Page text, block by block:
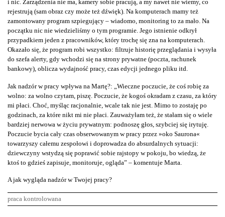
i nic. Zarządzenia nie ma, kamery sobie pracują, a my nawet nie wiemy, co
rejestrują (sam obraz czy może też dźwięk). Na komputerach mamy też
zamontowany program szpiegujący – wiadomo, monitoring to za mało. Na
początku nic nie wiedzieliśmy o tym programie. Jego istnienie odkrył
przypadkiem jeden z pracowników, który trochę się zna na komputerach.
Okazało się, że program robi wszystko: filtruje historię przeglądania i wysyła
do szefa alerty, gdy wchodzi się na strony prywatne (poczta, rachunek
bankowy), oblicza wydajność pracy, czas edycji jednego pliku itd.
Jak nadzór w pracy wpływa na Martę?: „Wieczne poczucie, że coś robię za
wolno: za wolno czytam, piszę. Poczucie, że kogoś okradam z czasu, za który
mi płaci. Choć, myśląc racjonalnie, wcale tak nie jest. Mimo to zostaję po
godzinach, za które nikt mi nie płaci. Zauważyłam też, że stałam się o wiele
bardziej nerwowa w życiu prywatnym: podnoszę głos, szybciej się irytuję.
Poczucie bycia cały czas obserwowanym w pracy przez »oko Saurona«
towarzyszy całemu zespołowi i doprowadza do absurdalnych sytuacji:
dziewczyny wstydzą się poprawić sobie rajstopy w pokoju, bo wiedzą, że
ktoś to gdzieś zapisuje, monitoruje, ogląda” – komentuje Marta.
A jak wygląda nadzór w Twojej pracy?
praca kontrolowana